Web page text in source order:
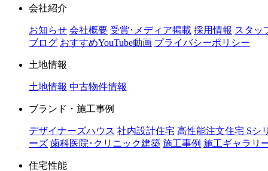
会社紹介
お知らせ 会社概要 受賞･メディア掲載 採用情報 スタッ
ブログ おすすめYouTube動画 プライバシーポリシー
土地情報
土地情報 中古物件情報
ブランド・施工事例
デザイナーズハウス 社内設計住宅 高性能注文住宅 Sシ
ーズ 歯科医院･クリニック建築 施工事例 施工ギャラリ
住宅性能